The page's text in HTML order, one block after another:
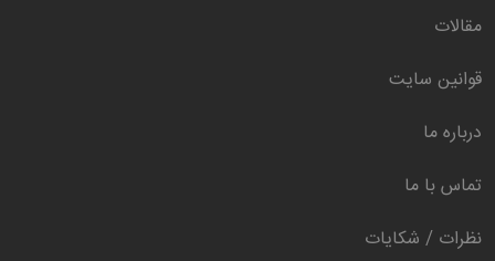
مقالات
قوانین سایت
درباره ما
تماس با ما
نظرات / شکایات